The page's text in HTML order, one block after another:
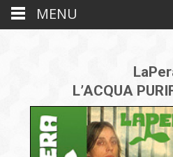
L’ACQUA
MENU